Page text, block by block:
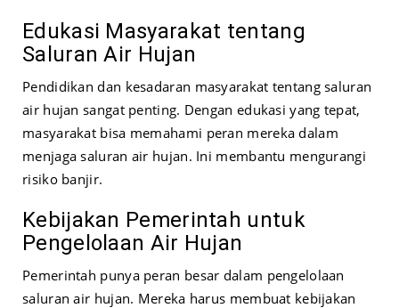
Edukasi Masyarakat tentang
Saluran Air Hujan
Pendidikan dan kesadaran masyarakat tentang saluran
air hujan sangat penting. Dengan edukasi yang tepat,
masyarakat bisa memahami peran mereka dalam
menjaga saluran air hujan. Ini membantu mengurangi
risiko banjir.
Kebijakan Pemerintah untuk
Pengelolaan Air Hujan
Pemerintah punya peran besar dalam pengelolaan
saluran air hujan. Mereka harus membuat kebijakan